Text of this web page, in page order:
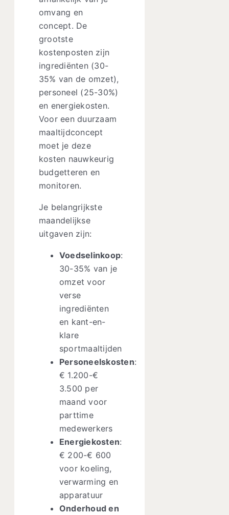
omvang en
concept. De
grootste
kostenposten zijn
ingrediënten (30-
35% van de omzet),
personeel (25-30%)
en energiekosten.
Voor een duurzaam
maaltijdconcept
moet je deze
kosten nauwkeurig
budgetteren en
monitoren.
Je belangrijkste
maandelijkse
uitgaven zijn:
Voedselinkoop:
30-35% van je
omzet voor
verse
ingrediënten
en kant-en-
klare
sportmaaltijden
Personeelskosten:
€ 1.200-€
3.500 per
maand voor
parttime
medewerkers
Energiekosten:
€ 200-€ 600
voor koeling,
verwarming en
apparatuur
Onderhoud en